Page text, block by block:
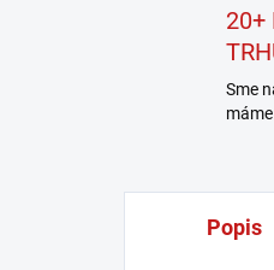
20+
Sme
Popis